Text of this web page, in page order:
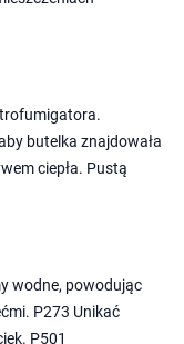
butelka znajdowała
ciepła. Pustą
wodne, powodując
P273 Unikać
P501